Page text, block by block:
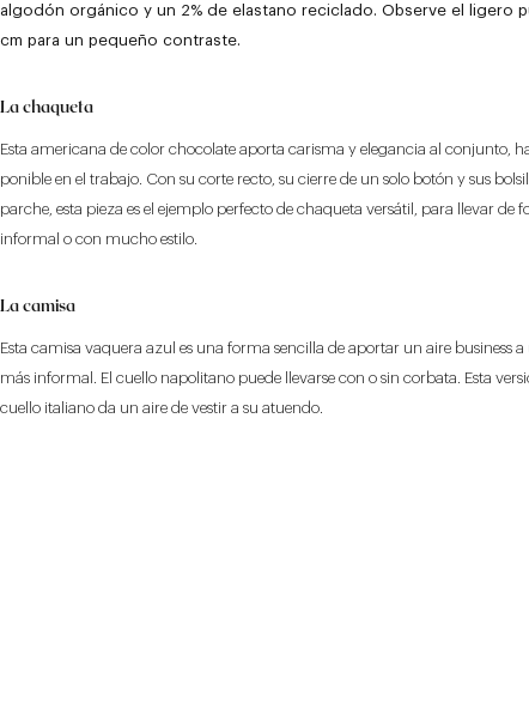
algodón orgánico y un 2% de elastano reciclado. Observe el ligero
cm para un pequeño contraste.
La chaqueta
Esta americana de color chocolate aporta carisma y elegancia al conjunto,
ponible en el trabajo. Con su corte recto, su cierre de un solo botón y sus
parche, esta pieza es el ejemplo perfecto de chaqueta versátil, para llevar de
informal o con mucho estilo.
La camisa
Esta camisa vaquera azul es una forma sencilla de aportar un aire business
más informal. El cuello napolitano puede llevarse con o sin corbata. Esta
cuello italiano da un aire de vestir a su atuendo.